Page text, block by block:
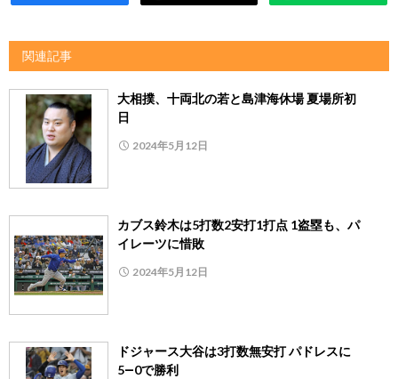
関連記事
大相撲、十両北の若と島津海休場 夏場所初
日
2024年5月12日
カブス鈴木は5打数2安打1打点 1盗塁も、パ
イレーツに惜敗
2024年5月12日
ドジャース大谷は3打数無安打 パドレスに
5―0で勝利